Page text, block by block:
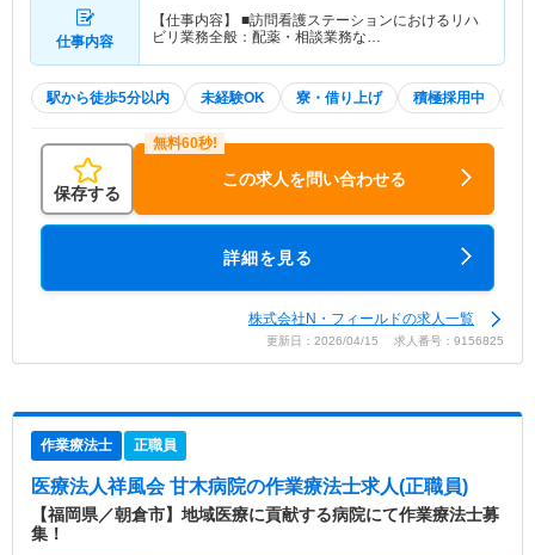
仕事内容
【仕事内容】 ■訪問看護ステーションにおけるリハ
ビリ業務全般：配薬・相談業務な…
駅から徒歩5分以内 未経験OK 寮・借り上げ 積極採用中
保存する
この求人を問い合わせる
詳細を見る
株式会社N・フィールドの求人一覧
更新日：2026/04/15 求人番号：9156825
作業療法士 正職員
医療法人祥風会 甘木病院の作業療法士求人(正職員)
【福岡県／朝倉市】地域医療に貢献する病院にて作業療法士募
集！